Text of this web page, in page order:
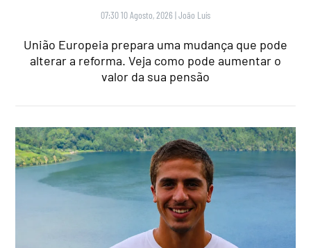
07:30 10 Agosto, 2026 |João Luís
União Europeia prepara uma mudança que pode
alterar a reforma. Veja como pode aumentar o
valor da sua pensão